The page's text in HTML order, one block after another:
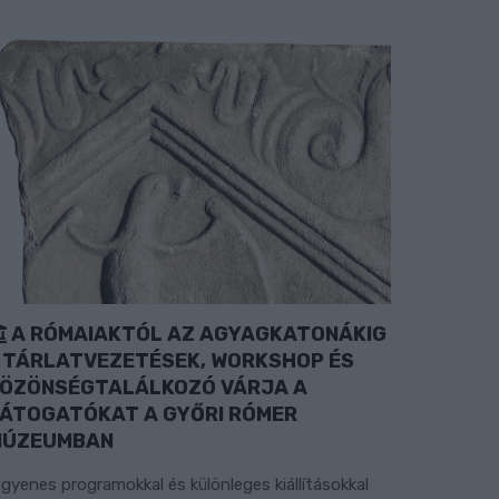
A RÓMAIAKTÓL AZ AGYAGKATONÁKIG
WORKSHOP ÉS
VÁRJA A
A GYŐRI RÓMER
programokkal és különleges kiállításokkal